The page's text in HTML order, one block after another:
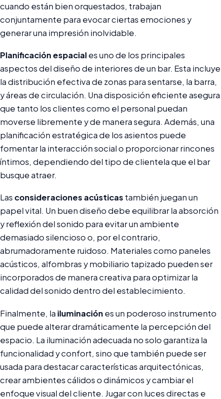
cuando están bien orquestados, trabajan
conjuntamente para evocar ciertas emociones y
generar una impresión inolvidable.
Planificación espaciales uno de los principales
aspectos del diseño de interiores de un bar. Esta incluye
la distribución efectiva de zonas para sentarse, la barra,
y áreas de circulación. Una disposición eficiente asegura
que tanto los clientes como el personal puedan
moverse libremente y de manera segura. Además, una
planificación estratégica de los asientos puede
fomentar la interacción social o proporcionar rincones
íntimos, dependiendo del tipo de clientela que el bar
busque atraer.
Las consideraciones acústicas también juegan un
papel vital. Un buen diseño debe equilibrar la absorción
y reflexión del sonido para evitar un ambiente
demasiado silencioso o, por el contrario,
abrumadoramente ruidoso. Materiales como paneles
acústicos, alfombras y mobiliario tapizado pueden ser
incorporados de manera creativa para optimizar la
calidad del sonido dentro del establecimiento.
Finalmente, la iluminación es un poderoso instrumento
que puede alterar dramáticamente la percepción del
espacio. La iluminación adecuada no solo garantiza la
funcionalidad y confort, sino que también puede ser
usada para destacar características arquitectónicas,
crear ambientes cálidos o dinámicos y cambiar el
enfoque visual del cliente. Jugar con luces directas e